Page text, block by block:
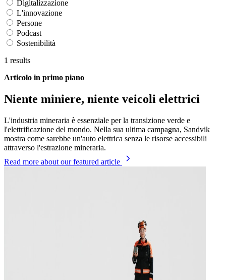
Digitalizzazione
L'innovazione
Persone
Podcast
Sostenibilità
1 results
Articolo in primo piano
Niente miniere, niente veicoli elettrici
L'industria mineraria è essenziale per la transizione verde e
l'elettrificazione del mondo. Nella sua ultima campagna, Sandvik
mostra come sarebbe un'auto elettrica senza le risorse accessibili
attraverso l'estrazione mineraria.
Read more about our featured article